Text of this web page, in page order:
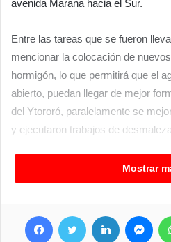
avenida Marana hacia el Sur.
Entre las tareas que se fueron
mencionar la colocación de
hormigón, lo que permitirá que el
abierto, puedan llegar de mejor
del Ytororó, paralelamente se
y ejecutaron trabajos de
Vecinos agradecieron estos
destacaron que esto les permitirá
condiciones para jornadas de
manera, pero también implica
Mostrar